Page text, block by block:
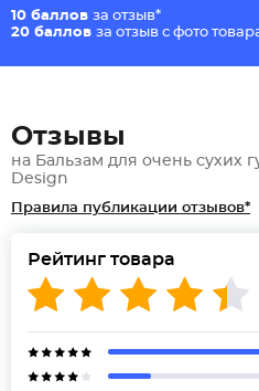
10 баллов за отзыв*
20 баллов за отзыв с фото
Отзывы
на Бальзам для очень сухих
Design
Правила публикации отзывов*
Рейтинг товара